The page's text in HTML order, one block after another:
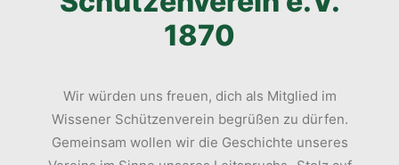
1870
Wir würden uns freuen, dich als Mitglied im
Wissener Schützenverein begrüßen zu dürfen.
Gemeinsam wollen wir die Geschichte unseres